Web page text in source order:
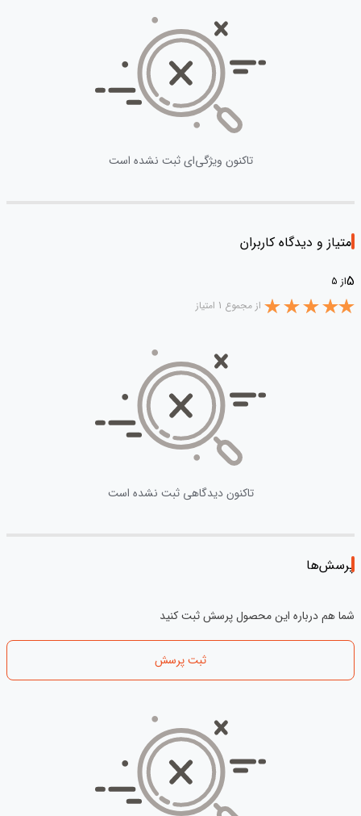
تاکنون ویژگی‌ای ثبت نشده است
امتیاز و دیدگاه کاربران
5از 5
از مجموع 1 امتیاز
تاکنون دیدگاهی ثبت نشده است
پرسش‌ها
شما هم درباره این محصول پرسش ثبت کنید
ثبت پرسش